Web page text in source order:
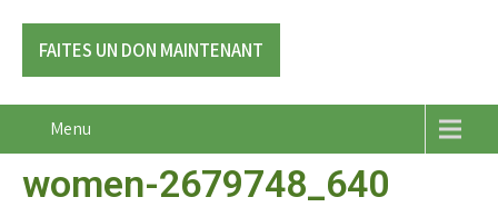
FAITES UN DON MAINTENANT
Menu
women-2679748_640